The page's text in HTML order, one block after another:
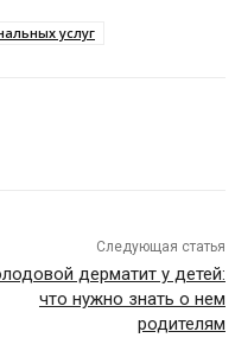
услуг
Следующая статья
дерматит у детей:
что нужно знать о нем
родителям